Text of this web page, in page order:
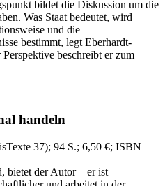
bildet die Diskussion um die
Was Staat bedeutet, wird
und die
bestimmt, legt Eberhardt-
beschreibt er zum
handeln
37); 94 S.; 6,50 €; ISBN
bietet der Autor – er ist